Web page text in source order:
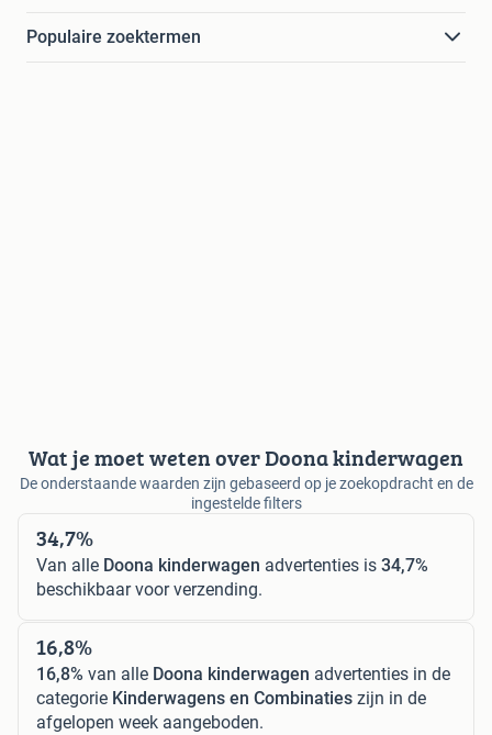
Populaire zoektermen
Wat je moet weten over Doona kinderwagen
De onderstaande waarden zijn gebaseerd op je zoekopdracht en de
ingestelde filters
34,7%
Van alle Doona kinderwagen advertenties is 34,7%
beschikbaar voor verzending.
16,8%
16,8% van alle Doona kinderwagen advertenties in de
categorie Kinderwagens en Combinaties zijn in de
afgelopen week aangeboden.